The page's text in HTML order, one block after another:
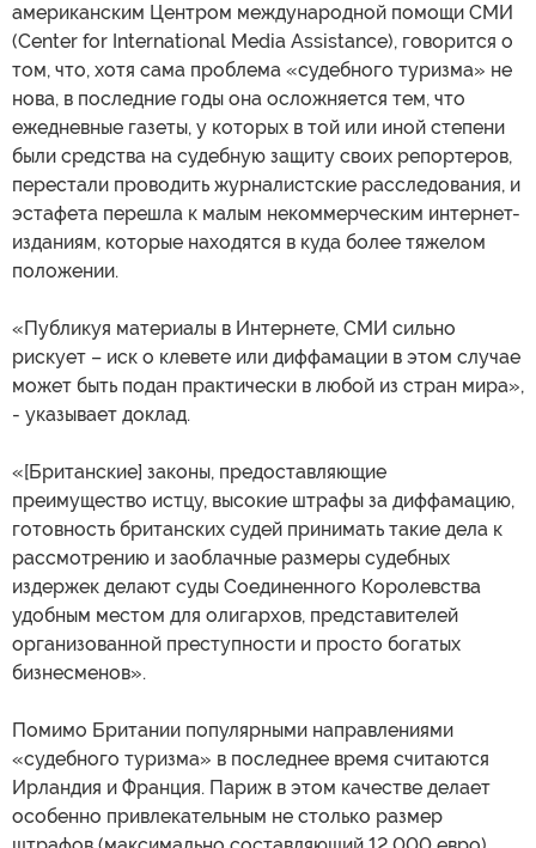
американским Центром международной помощи СМИ
(Center for International Media Assistance), говорится о
том, что, хотя сама проблема «судебного туризма» не
нова, в последние годы она осложняется тем, что
ежедневные газеты, у которых в той или иной степени
были средства на судебную защиту своих репортеров,
перестали проводить журналистские расследования, и
эстафета перешла к малым некоммерческим интернет-
изданиям, которые находятся в куда более тяжелом
положении.
«Публикуя материалы в Интернете, СМИ сильно
рискует – иск о клевете или диффамации в этом случае
может быть подан практически в любой из стран мира»,
- указывает доклад.
«[Британские] законы, предоставляющие
преимущество истцу, высокие штрафы за диффамацию,
готовность британских судей принимать такие дела к
рассмотрению и заоблачные размеры судебных
издержек делают суды Соединенного Королевства
удобным местом для олигархов, представителей
организованной преступности и просто богатых
бизнесменов».
Помимо Британии популярными направлениями
«судебного туризма» в последнее время считаются
Ирландия и Франция. Париж в этом качестве делает
особенно привлекательным не столько размер